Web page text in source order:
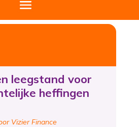
leegstand voor
heffingen
Vizier Finance